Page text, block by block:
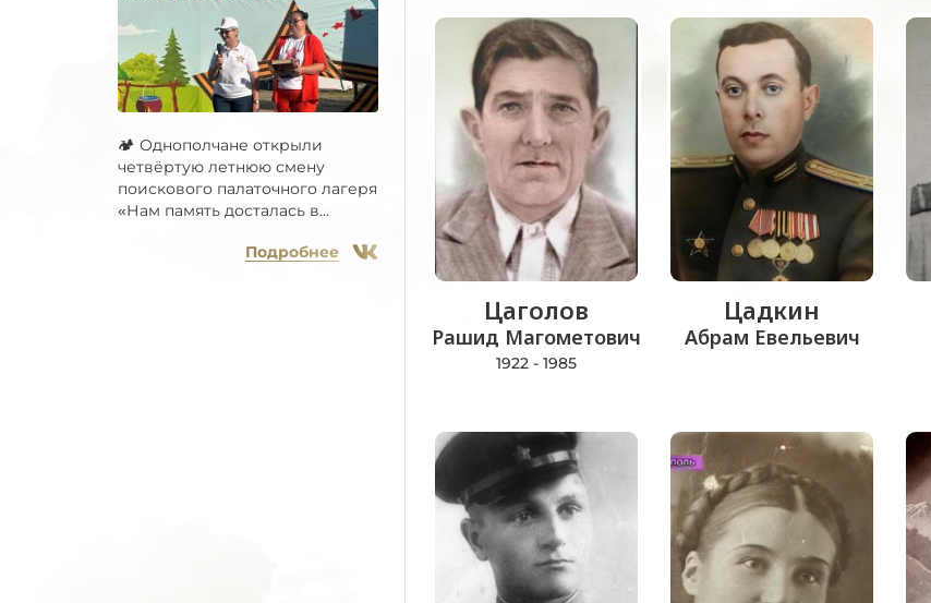
🏕 Однополчане открыли
четвёртую летнюю смену
поискового палаточного лагеря
«Нам память досталась в...
Подробнее
Цаголов
Рашид Магометович
1922 - 1985
Цадкин
Абрам Евельевич